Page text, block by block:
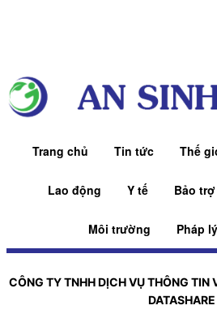
Trang chủ Tin tức Thế
Lao động Y tế Bảo
Môi trường Pháp lý
CÔNG TY TNHH DỊCH VỤ THÔNG TIN
DATASHARE